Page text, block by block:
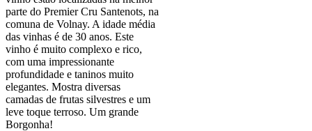
parte do Premier Cru Santenots, na
comuna de Volnay. A idade média
das vinhas é de 30 anos. Este
vinho é muito complexo e rico,
com uma impressionante
profundidade e taninos muito
elegantes. Mostra diversas
camadas de frutas silvestres e um
leve toque terroso. Um grande
Borgonha!